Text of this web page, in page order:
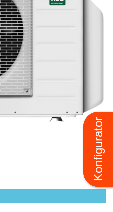
Konfigurator
Konfigurator